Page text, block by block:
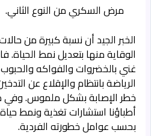
مرض السكري من النوع الثاني.
الخبر الجيد أن نسبة كبيرة من
الوقاية منها بتعديل نمط الحياة.
غني بالخضروات والفواكه
الرياضة بانتظام والإقلاع عن
خطر الإصابة بشكل ملموس. وفي
أطباؤنا استشارات تغذية ونمط
بحسب عوامل خطورته الفردية.